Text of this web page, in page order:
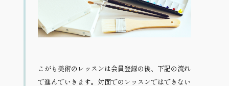
こがも美術のレッスンは会員登録の後、下記の流れ
で進んでいきます。対面でのレッスンではできない